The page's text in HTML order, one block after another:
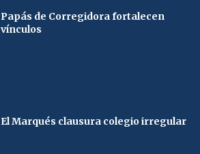
Papás de Corregidora fortalecen
vínculos
El Marqués clausura colegio irregular